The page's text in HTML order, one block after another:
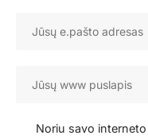
Noriu savo